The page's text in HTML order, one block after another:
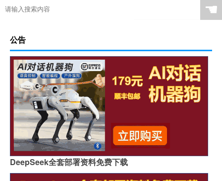
☚
公告
DeepSeek全套部署资料免费下载